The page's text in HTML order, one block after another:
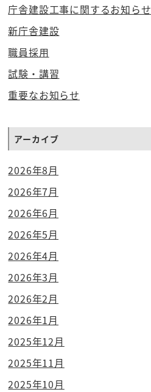
庁舎建設工事に関するお知らせ
新庁舎建設
職員採用
試験・講習
重要なお知らせ
アーカイブ
2026年8月
2026年7月
2026年6月
2026年5月
2026年4月
2026年3月
2026年2月
2026年1月
2025年12月
2025年11月
2025年10月